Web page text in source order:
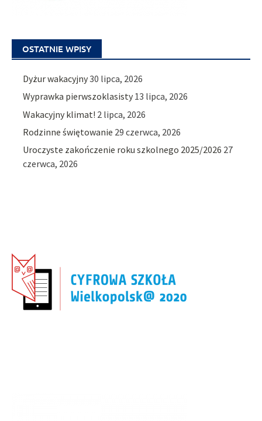
OSTATNIE WPISY
Dyżur wakacyjny30 lipca, 2026
Wyprawka pierwszoklasisty 13 lipca, 2026
Wakacyjny klimat! 2 lipca, 2026
Rodzinne świętowanie 29 czerwca, 2026
Uroczyste zakończenie roku szkolnego 2025/2026 27
czerwca, 2026